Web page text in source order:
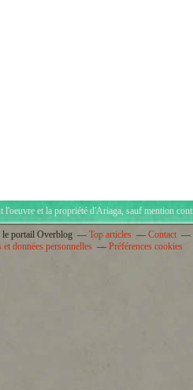
l'oeuvre et la propriété d'Ariaga, sauf mention
le portail Overblog Top articles
Contact
et données personnelles Préférences cookies